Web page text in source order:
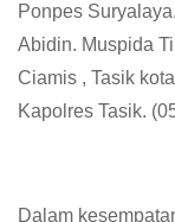
Ponpes
Abidin. Muspida
Ciamis , Tasik
Kapolres Tasik.
Dalam